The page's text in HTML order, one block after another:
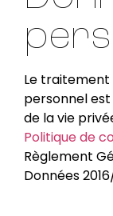
Le
personnel
de la vie
Politique de
Règlement
Données